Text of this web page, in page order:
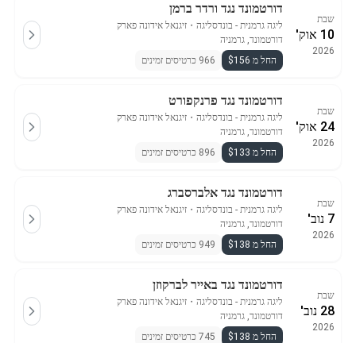
שבת
10 אוק'
2026
דורטמונד נגד ורדר ברמן
ליגה גרמנית - בונדסליגה ・ זיגנאל אידונה פארק
דורטמונד, גרמניה
החל מ $156
966 כרטיסים זמינים
שבת
24 אוק'
2026
דורטמונד נגד פרנקפורט
ליגה גרמנית - בונדסליגה ・ זיגנאל אידונה פארק
דורטמונד, גרמניה
החל מ $133
896 כרטיסים זמינים
שבת
7 נוב'
2026
דורטמונד נגד אלברסברג
ליגה גרמנית - בונדסליגה ・ זיגנאל אידונה פארק
דורטמונד, גרמניה
החל מ $138
949 כרטיסים זמינים
שבת
28 נוב'
2026
דורטמונד נגד באייר לברקוזן
ליגה גרמנית - בונדסליגה ・ זיגנאל אידונה פארק
דורטמונד, גרמניה
החל מ $138
745 כרטיסים זמינים